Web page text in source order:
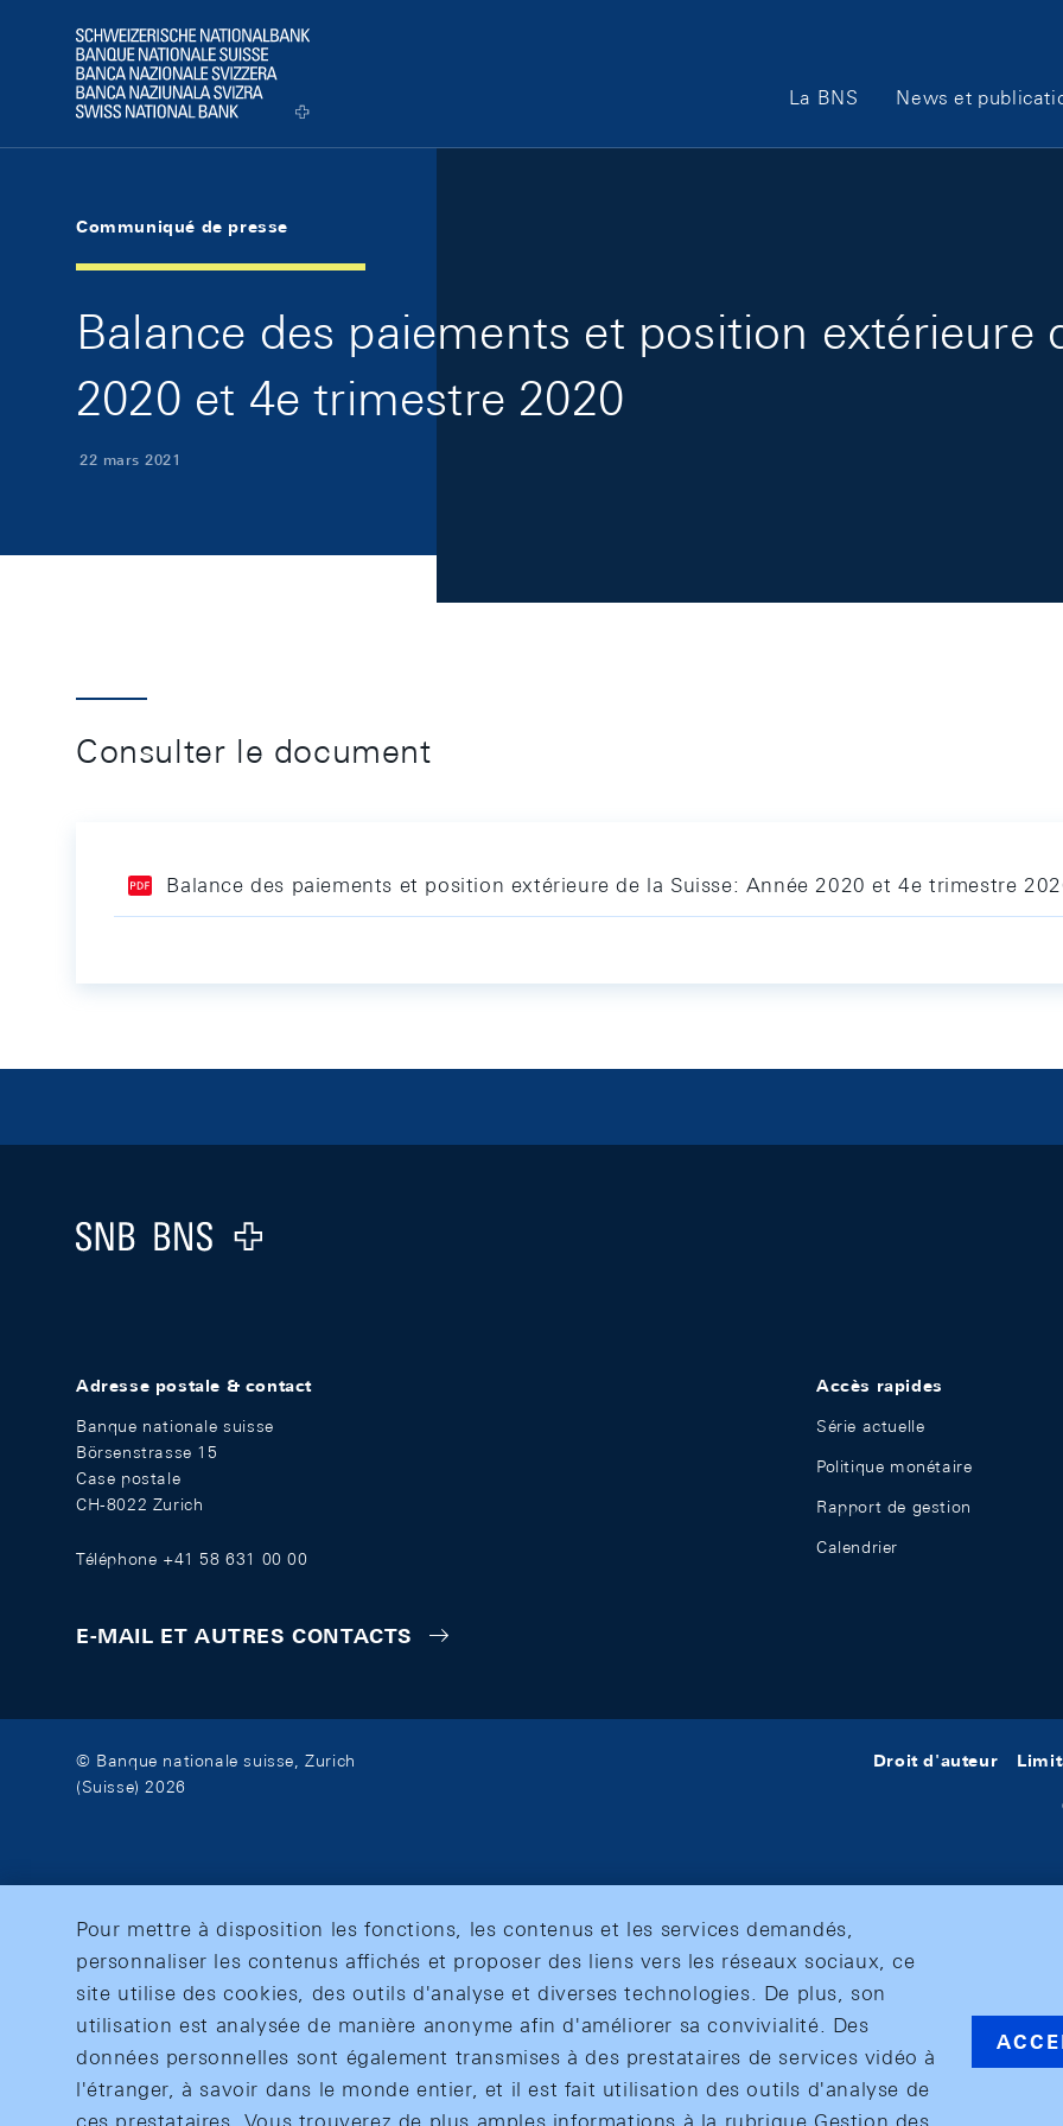
Logo
Main Navigation
La BNS News et
Communiqué de presse
Balance des paiements et position extérieure
2020 et 4e trimestre 2020
22 mars 2021
Consulter le document
Balance des paiements et position extérieure de la Suisse: Année 2020 et 4e trimestre
Logo
Adresse postale & contact
Banque nationale suisse
Börsenstrasse 15
Case postale
CH-8022 Zurich
Téléphone +41 58 631 00 00
E-MAIL ET AUTRES CONTACTS
Accès rapides
Série actuelle
Politique monétaire
Rapport de gestion
Calendrier
© Banque nationale suisse, Zurich
(Suisse) 2026
Droit d'auteur
Pour mettre à disposition les fonctions, les contenus et les services demandés,
personnaliser les contenus affichés et proposer des liens vers les réseaux sociaux, ce
site utilise des cookies, des outils d'analyse et diverses technologies. De plus, son
utilisation est analysée de manière anonyme afin d'améliorer sa convivialité. Des
données personnelles sont également transmises à des prestataires de services vidéo à
l'étranger, à savoir dans le monde entier, et il est fait utilisation des outils d'analyse de